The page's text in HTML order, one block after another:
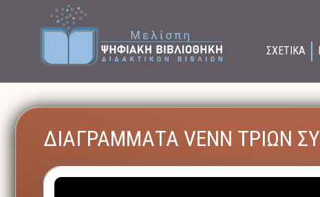
ΣΧΕΤΙΚΑ
ΔΙΑΓΡΑΜΜΑΤΑ VENN ΤΡΙΩΝ